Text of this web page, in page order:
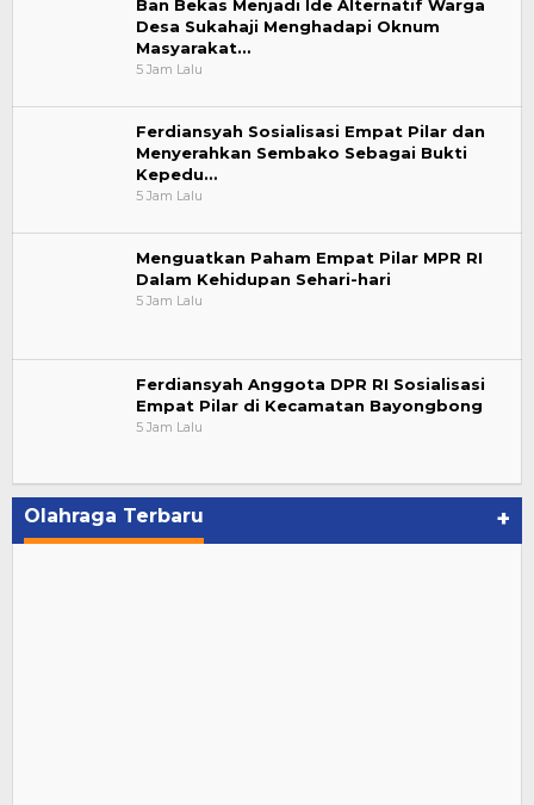
Ban Bekas Menjadi Ide Alternatif Warga
Desa Sukahaji Menghadapi Oknum
Masyarakat…
5 Jam Lalu
Ferdiansyah Sosialisasi Empat Pilar dan
Menyerahkan Sembako Sebagai Bukti
Kepedu…
5 Jam Lalu
Menguatkan Paham Empat Pilar MPR RI
Dalam Kehidupan Sehari-hari
5 Jam Lalu
Ferdiansyah Anggota DPR RI Sosialisasi
Empat Pilar di Kecamatan Bayongbong
5 Jam Lalu
Olahraga Terbaru +